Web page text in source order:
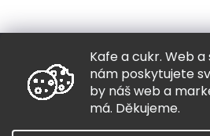
Kafe a cukr. Web a
nám poskytujete
by náš web a
má. Děkujeme.
Copyright 2026Hugo chodí bos.
Grafický návrh vytvořil a